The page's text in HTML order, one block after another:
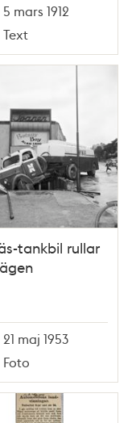
5 mars 1912
Text
tankbil rullar
21 maj 1953
Foto